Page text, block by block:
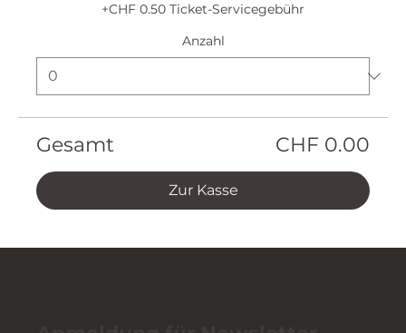
+CHF 0.50 Ticket-Servicegebühr
Anzahl
Gesamt CHF 0.00
Zur Kasse